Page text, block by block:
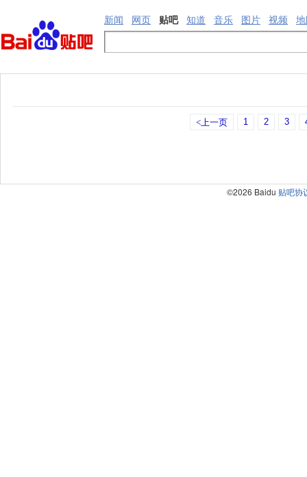
新闻 网页 贴吧 知道 音乐 图片 视频
<上一页 1 2 3
©2026 Baidu 贴吧协